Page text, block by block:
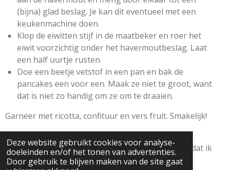
Deze website gebruikt cookies voor analyse-
doeleinden en/of het tonen van advertenties.
Door gebruik te blijven maken van de site gaat
(bijna) glad beslag. Je kan dit eventueel met een
keukenmachine doen.
Klop de eiwitten stijf in de maatbeker en roer het
eiwit voorzichtig onder het havermoutbeslag. Laat
een half uurtje rusten.
Doe een beetje vetstof in een pan en bak de
pancakes een voor een. Maak ze niet te groot, want
dat is niet zo handig om ze om te draaien.
Garneer met ricotta, confituur en vers fruit. Smakelijk!
diepvrieszakje gedaan en de punt er afgeknipt zodat ik
het als een spuitzak kon gebruiken ;-).